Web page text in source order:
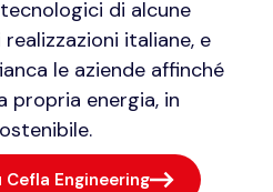
di alcune
italiane, e
le aziende affinché
propria energia, in
Engineering